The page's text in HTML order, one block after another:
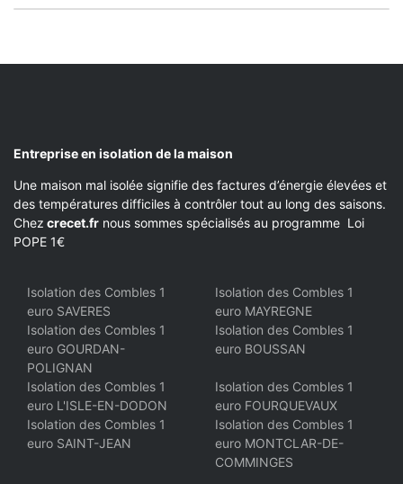
Entreprise en isolation de la maison
Une maison mal isolée signifie des factures d’énergie élevées et
des températures difficiles à contrôler tout au long des saisons.
Chez crecet.fr nous sommes spécialisés au programme Loi
POPE 1€
Isolation des Combles 1
euro SAVERES
Isolation des Combles 1
euro MAYREGNE
Isolation des Combles 1
euro GOURDAN-
POLIGNAN
Isolation des Combles 1
euro BOUSSAN
Isolation des Combles 1
euro L'ISLE-EN-DODON
Isolation des Combles 1
euro FOURQUEVAUX
Isolation des Combles 1
euro SAINT-JEAN
Isolation des Combles 1
euro MONTCLAR-DE-
COMMINGES